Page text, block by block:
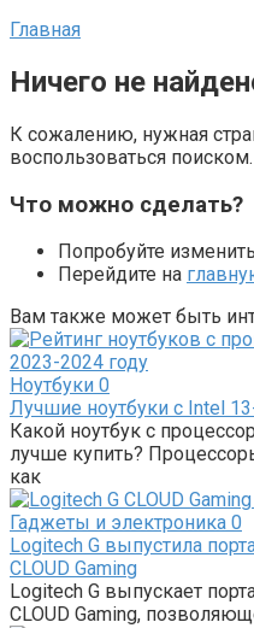
Главная
Ничего не
К сожалению, нужная
воспользоваться поиском.
Что можно сделать?
Попробуйте
Перейдите на
Вам также может быть
Ноутбуки 0
Лучшие ноутбуки с Intel
Какой ноутбук с
лучше купить?
как
Гаджеты и электроника 0
Logitech G выпустила
CLOUD Gaming
Logitech G выпускает
CLOUD Gaming,